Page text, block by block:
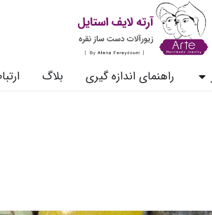
راهنمای اندازه گیری بلاگ